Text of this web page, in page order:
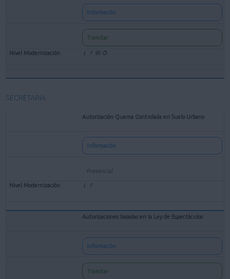
Información
Tramitar
SECRETARIA
Autorización Quema Controlada en Suelo Urbano
Información
Presencial
Autorizaciones basadas en la Ley de Espectáculos
Información
Tramitar